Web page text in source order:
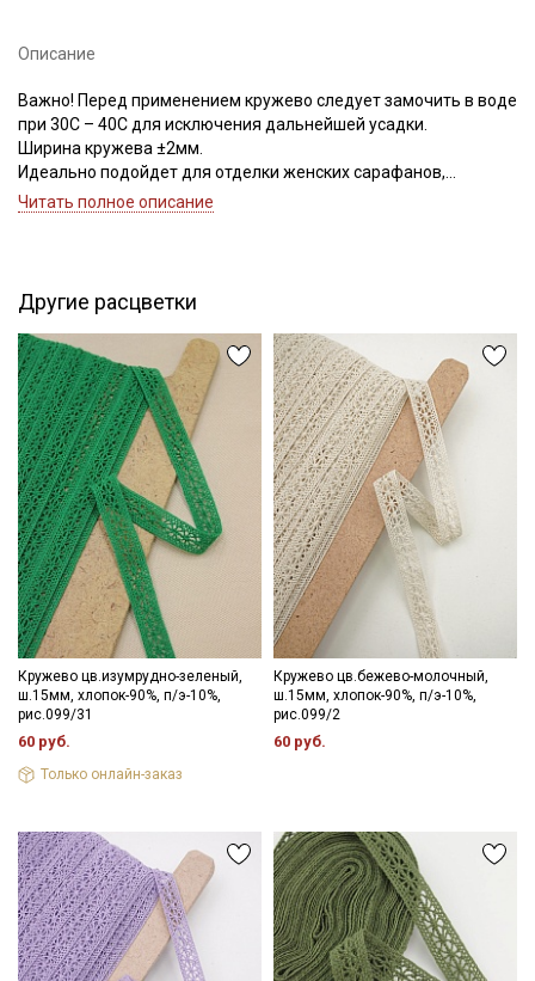
Описание
Важно! Перед применением кружево следует замочить в воде
при 30С – 40С для исключения дальнейшей усадки.
Ширина кружева ±2мм.
Идеально подойдет для отделки женских сарафанов,
платьев, юбок, рукавов.
Цветопередача может отличаться от оригинального цвета в
зависимости от настроек вашего монитора.
Читать полное описание
Другие расцветки
Кружево цв.изумрудно-зеленый,
ш.15мм, хлопок-90%, п/э-10%,
рис.099/31
60 руб.
Только онлайн-заказ
Кружево цв.бежево-молочный,
ш.15мм, хлопок-90%, п/э-10%,
рис.099/2
60 руб.